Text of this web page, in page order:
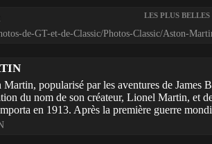
LES PLUS
de-GT-et-de-Classic/Photos-Classic/Aston-
popularisé par les aventures de James
du nom de son créateur, Lionel Martin, et
en 1913. Après la première guerre